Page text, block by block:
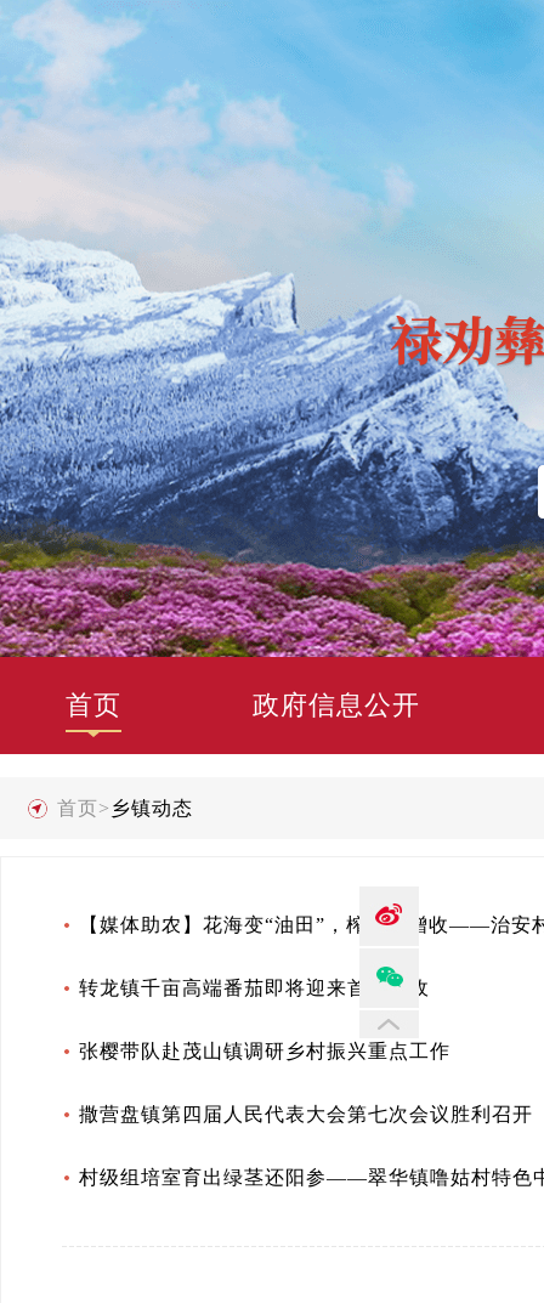
首页 政府信息公开
首页> 乡镇动态
【媒体助农】花海变“油田”，榨油助增收——治安
转龙镇千亩高端番茄即将迎来首季采收
张樱带队赴茂山镇调研乡村振兴重点工作
撒营盘镇第四届人民代表大会第七次会议胜利召开
村级组培室育出绿茎还阳参——翠华镇噜姑村特色